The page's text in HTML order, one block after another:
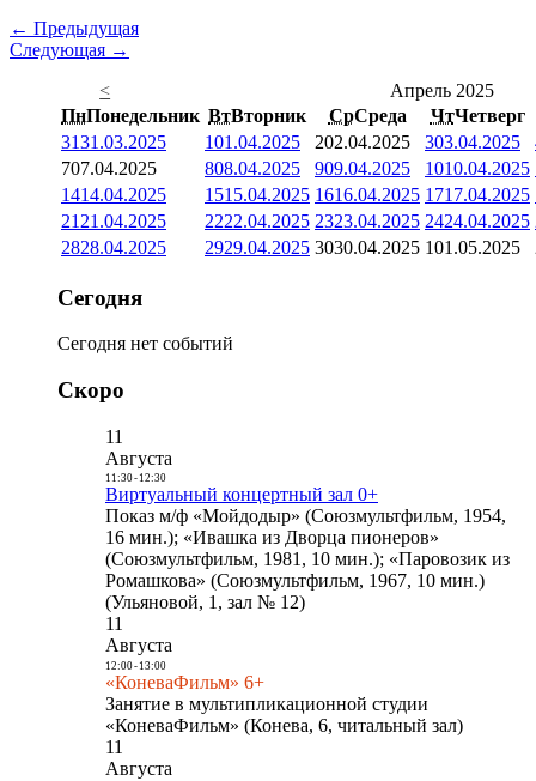
← Предыдущая
Следующая →
<
Апрель 2025
ПнПонедельник ВтВторник СрСреда ЧтЧетверг
3131.03.2025 101.04.2025 202.04.2025 303.04.2025
707.04.2025 808.04.2025 909.04.2025 1010.04.2025
1414.04.2025 1515.04.2025 1616.04.2025 1717.04.2025
21 21.04.2025 2222.04.2025 2323.04.2025 2424.04.2025
2828.04.2025 2929.04.2025 3030.04.2025 101.05.2025
Сегодня
Сегодня нет событий
Скоро
11
Августа
11:30- 12:30
Виртуальный концертный зал 0+
Показ м/ф «Мойдодыр» (Союзмультфильм, 1954,
16 мин.); «Ивашка из Дворца пионеров»
(Союзмультфильм, 1981, 10 мин.); «Паровозик из
Ромашкова» (Союзмультфильм, 1967, 10 мин.)
(Ульяновой, 1, зал № 12)
11
Августа
12:00- 13:00
«КоневаФильм» 6+
Занятие в мультипликационной студии
«КоневаФильм» (Конева, 6, читальный зал)
11
Августа